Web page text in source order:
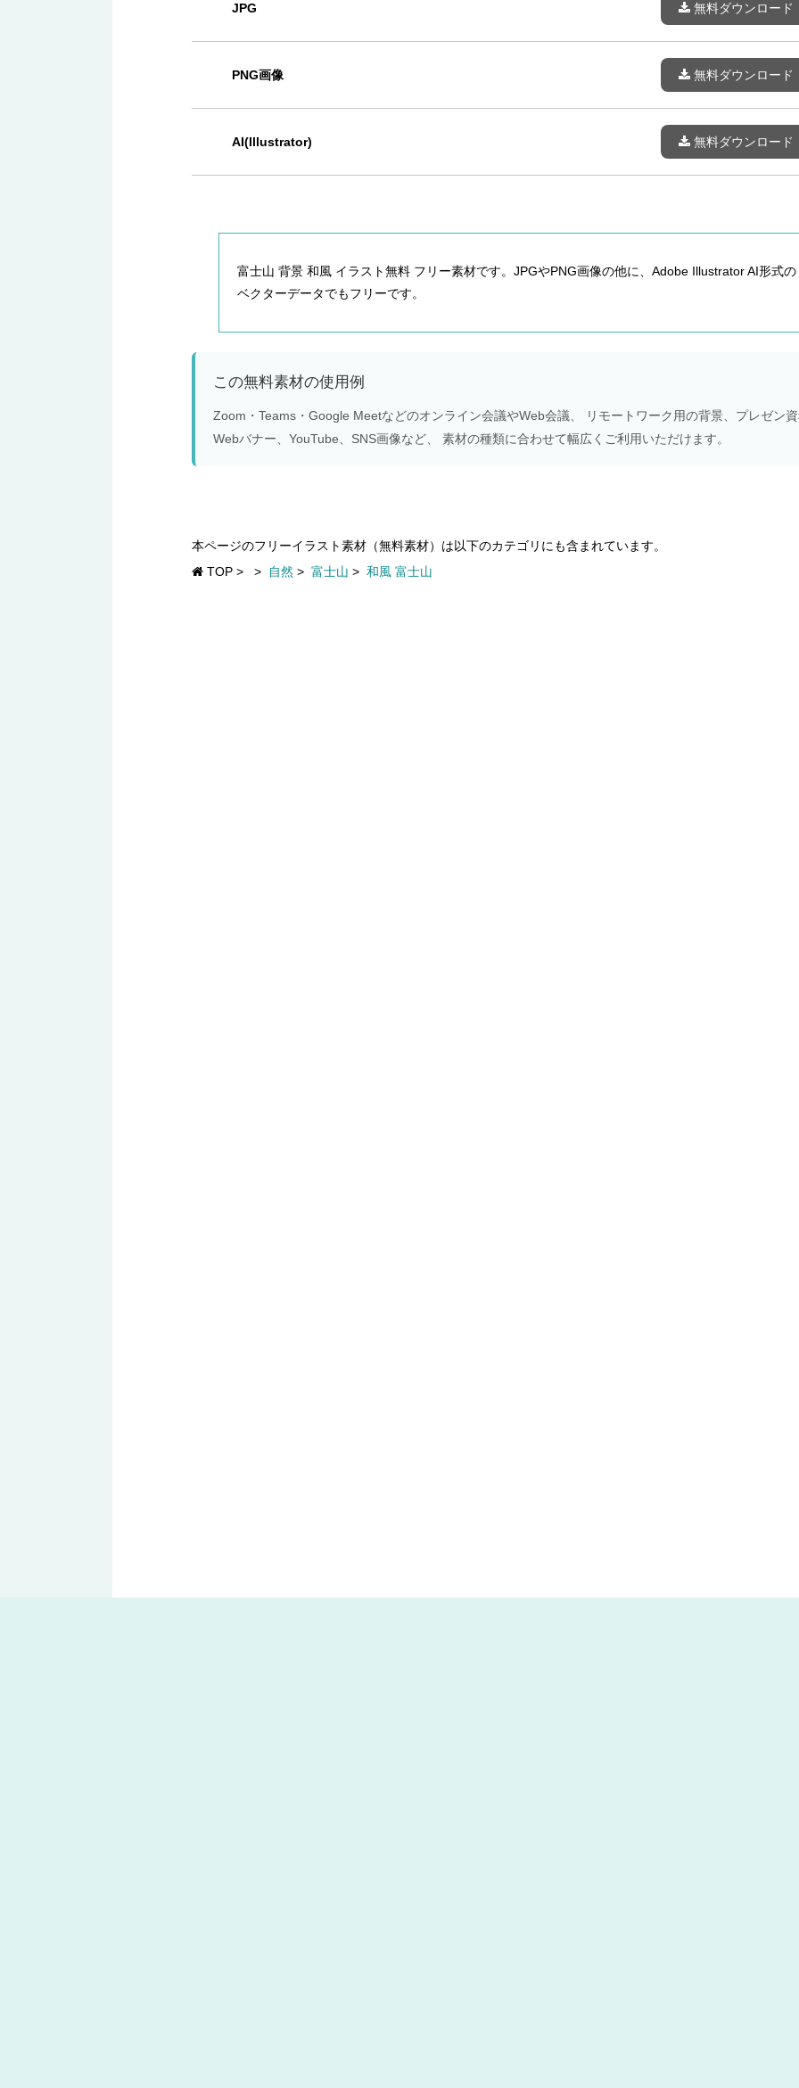
JPG 無料ダウンロード
PNG画像 無料ダウンロード
AI(Illustrator) 無料ダウンロード
富士山 背景 和風 イラスト無料 フリー素材です。JPGやPNG画像の他に、Adobe Illustrator AI形式の
ベクターデータでもフリーです。
この無料素材の使用例
Zoom・Teams・Google Meetなどのオンライン会議やWeb会議、 リモートワーク用の背景、プレゼン
Webバナー、YouTube、SNS画像など、 素材の種類に合わせて幅広くご利用いただけます。
本ページのフリーイラスト素材（無料素材）は以下のカテゴリにも含まれています。
TOP > > 自然 > 富士山 > 和風 富士山